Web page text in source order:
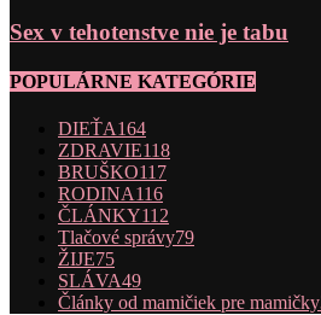
Sex v tehotenstve nie je tabu
POPULÁRNE KATEGÓRIE
DIEŤA164
ZDRAVIE118
BRUŠKO117
RODINA116
ČLÁNKY112
Tlačové správy79
ŽIJE75
SLÁVA49
Články od mamičiek pre mamičky